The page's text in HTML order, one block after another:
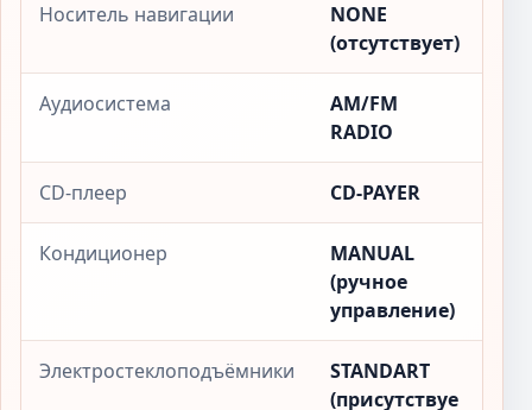
Носитель навигации
NONE
(отсутствует)
Аудиосистема
AM/FM
RADIO
CD-плеер CD-PAYER
Кондиционер
MANUAL
(ручное
управление)
Электростеклоподъёмники
STANDART
(присутствуе